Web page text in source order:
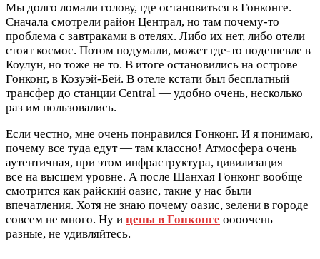
Мы долго ломали голову, где остановиться в Гонконге.
Сначала смотрели район Централ, но там почему-то
проблема с завтраками в отелях. Либо их нет, либо отели
стоят космос. Потом подумали, может где-то подешевле в
Коулун, но тоже не то. В итоге остановились на острове
Гонконг, в Козуэй-Бей. В отеле кстати был бесплатный
трансфер до станции Central — удобно очень, несколько
раз им пользовались.
Если честно, мне очень понравился Гонконг. И я понимаю,
почему все туда едут — там классно! Атмосфера очень
аутентичная, при этом инфраструктура, цивилизация —
все на высшем уровне. А после Шанхая Гонконг вообще
смотрится как райский оазис, такие у нас были
впечатления. Хотя не знаю почему оазис, зелени в городе
совсем не много. Ну и цены в Гонконге оооочень
разные, не удивляйтесь.